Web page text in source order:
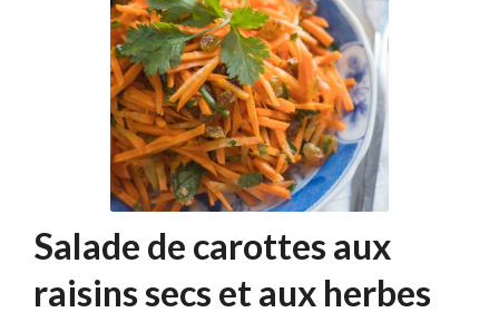
Salade de carottes aux
raisins secs et aux herbes